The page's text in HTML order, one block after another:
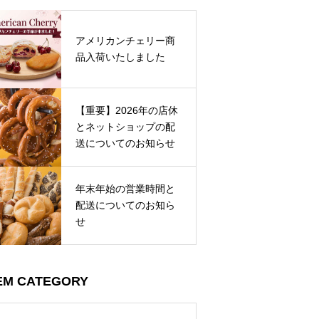
アメリカンチェリー商
品入荷いたしました
【重要】2026年の店休
とネットショップの配
送についてのお知らせ
年末年始の営業時間と
配送についてのお知ら
せ
CATEGORY